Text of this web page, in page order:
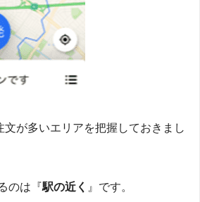
文が多いエリアを把握しておきまし
のは『駅の近く 』です。